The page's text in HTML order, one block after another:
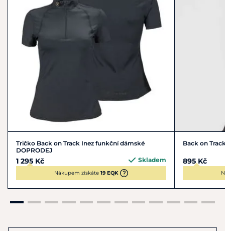
Tričko Back on Track Inez funkční dámské
DOPRODEJ
1 295 Kč Skladem
Nákupem získáte 19 EQK
Back on
895 Kč